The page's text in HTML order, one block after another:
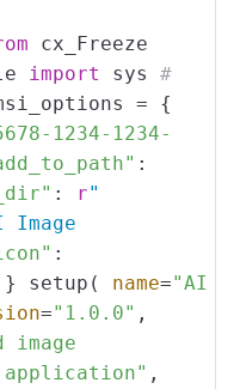
cx_Freeze
import sys
#
= {
1234-1234-
:
: r"
Image
:
} setup( name="AI
="1.0.0" ,
image
,